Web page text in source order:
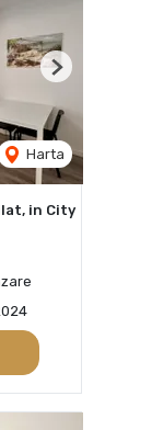
Harta
Next
in City